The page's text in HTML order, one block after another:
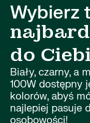
Wybierz
do
Biały, czarny, a
100W dostępny
kolorów, abyś
najlepiej pasuje
osobowości!